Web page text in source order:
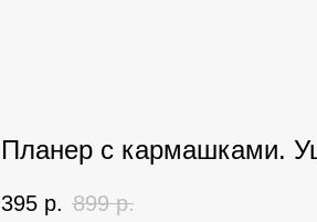
Планер с кармашками.
395 р. 899 р.